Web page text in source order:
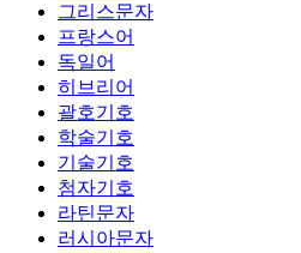
그리스문자
프랑스어
독일어
히브리어
괄호기호
학술기호
기술기호
첨자기호
라틴문자
러시아문자